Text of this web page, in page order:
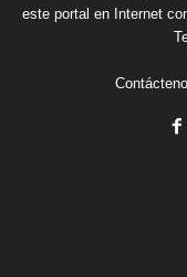
este portal en Internet